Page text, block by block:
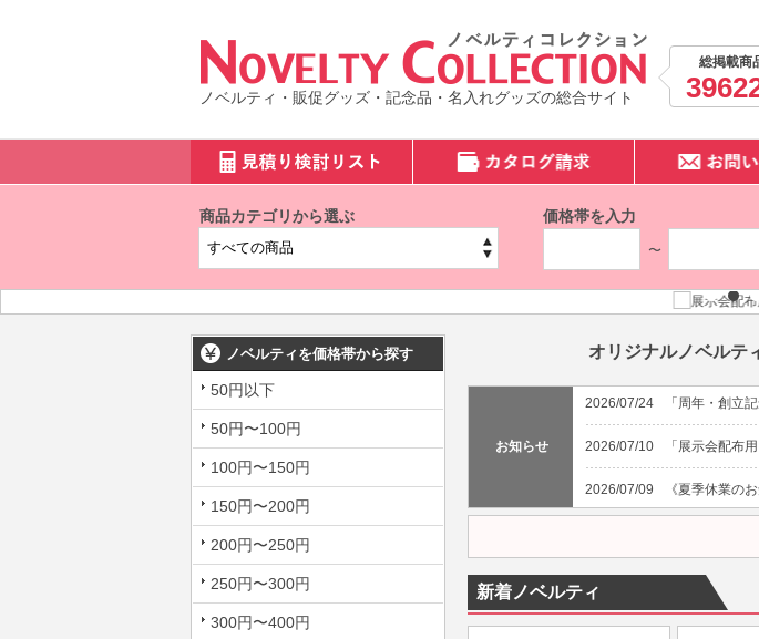
ノベルティ・販促グッズ・記念品・名入れグッズの総合サイト
総掲載商
商品カテゴリから選ぶ 価格帯を入力
〜
ノベルティを価格帯から探す
50円以下
50円〜100円
100円〜150円
150円〜200円
200円〜250円
250円〜300円
300円〜400円
オリジナルノベルテ
お知らせ
2026/07/24 「周年・創立
2026/07/10 「展示会配布
2026/07/09 《夏季休業の
新着ノベルティ